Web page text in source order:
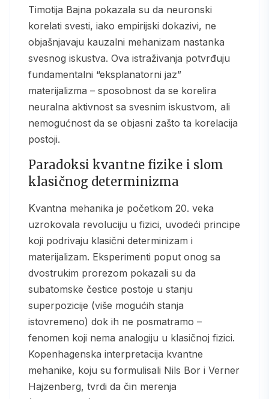
Timotija Bajna pokazala su da neuronski
korelati svesti, iako empirijski dokazivi, ne
objašnjavaju kauzalni mehanizam nastanka
svesnog iskustva. Ova istraživanja potvrđuju
fundamentalni “eksplanatorni jaz”
materijalizma – sposobnost da se korelira
neuralna aktivnost sa svesnim iskustvom, ali
nemogućnost da se objasni zašto ta korelacija
postoji.
Paradoksi kvantne fizike i slom
klasičnog determinizma
Kvantna mehanika je početkom 20. veka
uzrokovala revoluciju u fizici, uvodeći principe
koji podrivaju klasični determinizam i
materijalizam. Eksperimenti poput onog sa
dvostrukim prorezom pokazali su da
subatomske čestice postoje u stanju
superpozicije (više mogućih stanja
istovremeno) dok ih ne posmatramo –
fenomen koji nema analogiju u klasičnoj fizici.
Kopenhagenska interpretacija kvantne
mehanike, koju su formulisali Nils Bor i Verner
Hajzenberg, tvrdi da čin merenja